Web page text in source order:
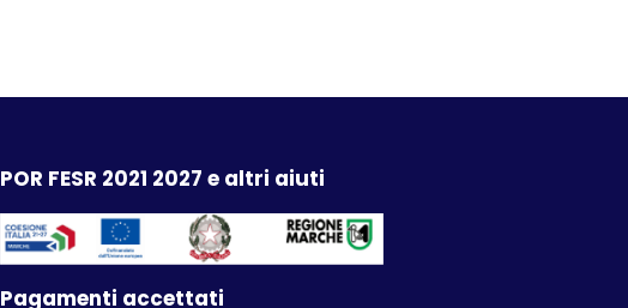
POR FESR 2021 2027 e altri aiuti
Pagamenti accettati